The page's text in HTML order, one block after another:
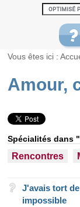
Vous êtes ici :
Amour,
Spécialités dans
Rencontres
J'avais tort
impossible